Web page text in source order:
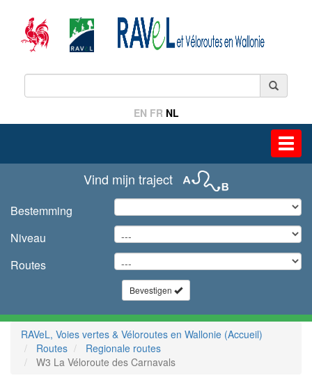
EN FR NL
Vind mijn traject
Bestemming
Niveau
Routes
Bevestigen
RAVeL, Voies vertes & Véloroutes en Wallonie (Accueil)
Routes
Regionale routes
W3 La Véloroute des Carnavals